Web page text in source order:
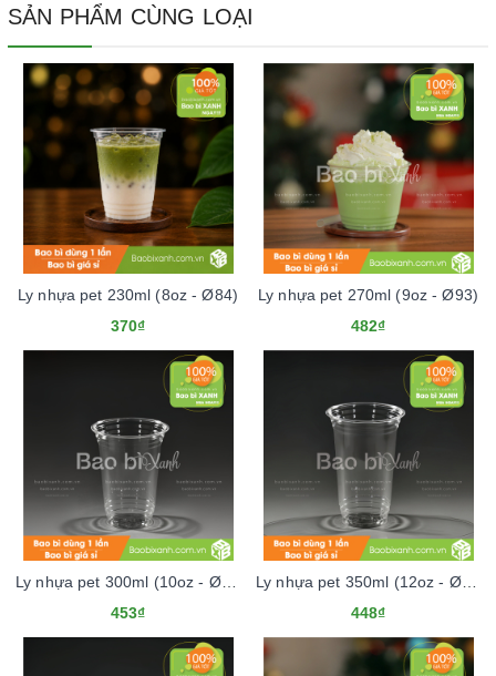
SẢN PHẨM CÙNG LOẠI
Ly nhựa pet 230ml (8oz - Ø84)
370₫
Ly nhựa pet 270ml (9oz - Ø93)
482₫
Ly nhựa pet 300ml (10oz - Ø84)
453₫
Ly nhựa pet 350ml (12oz - Ø84)
448₫